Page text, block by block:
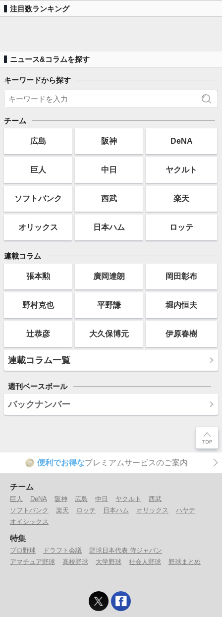
注目数ランキング
ニュース&コラムを探す
キーワードから探す
チーム
広島 阪神 DeNA
巨人 中日 ヤクルト
ソフトバンク 西武 楽天
オリックス 日本ハム ロッテ
連載コラム
張本勲 廣岡達朗 岡田彰布
野村克也 平野謙 堀内恒夫
辻恭彦 大久保博元 伊原春樹
連載コラム一覧
週刊ベースボール
バックナンバー
P 便利でお得なプレミアムサービスのご案内
チーム
巨人 DeNA 阪神 広島 中日 ヤクルト
西武
ソフトバンク
楽天 ロッテ 日本ハム オリックス
ハヤテ
オイシックス
特集
プロ野球 ドラフト会議
野球日本代表 侍ジャパン
アマチュア野球
高校野球 大学野球 社会人野球 野球まとめ